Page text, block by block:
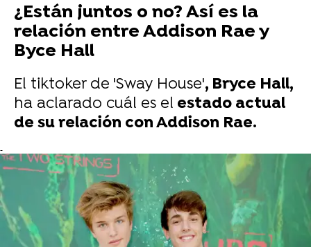
¿Están juntos o no? Así es la
relación entre Addison Rae y
Byce Hall
El tiktoker de 'Sway House', Bryce Hall,
ha aclarado cuál es el estado actual
de su relación con Addison Rae.
-